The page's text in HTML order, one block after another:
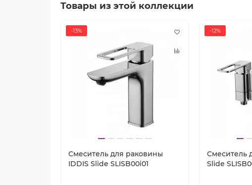
Товары из этой коллекции
-13%
Смеситель для раковины
IDDIS Slide SLISB00i01
-12%
Смеситель
Slide